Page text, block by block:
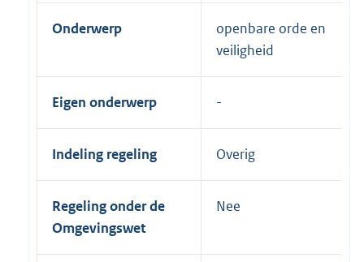
Onderwerp
openbare orde en
veiligheid
Eigen onderwerp
Indeling regeling Overig
Regeling onder de
Omgevingswet
Nee